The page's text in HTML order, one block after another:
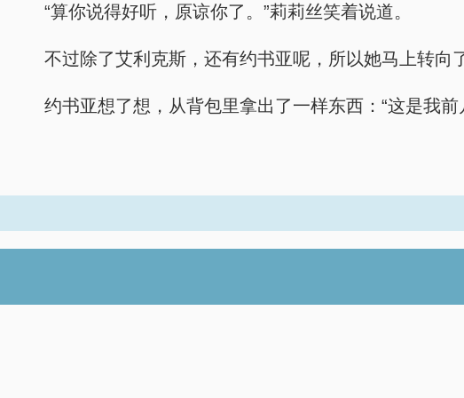
“算你说得好听，原谅你了。”莉莉丝笑着说道。
不过除了艾利克斯，还有约书亚呢，所以她马上转向
约书亚想了想，从背包里拿出了一样东西：“这是我